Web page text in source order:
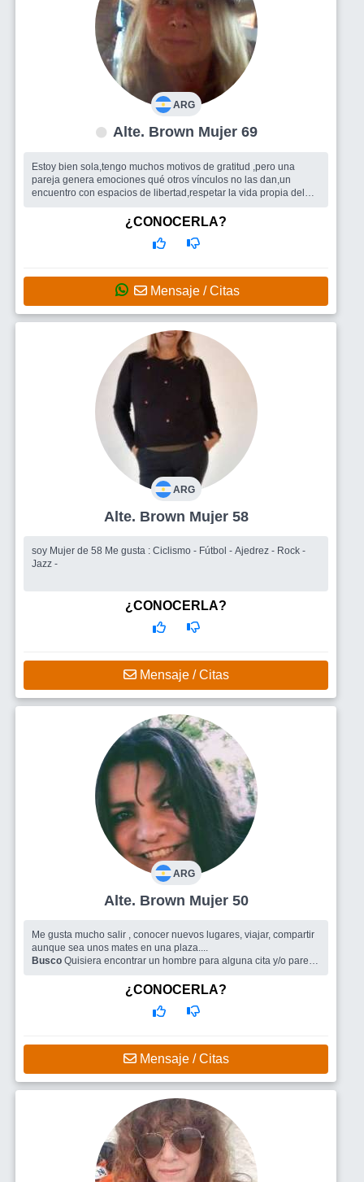
ARG
Alte. Brown Mujer 69
Estoy bien sola,tengo muchos motivos de gratitud ,pero una
pareja genera emociones qué otros vínculos no las dan,un
encuentro con espacios de libertad,respetar la vida propia del
¿CONOCERLA?
Mensaje / Citas
ARG
Alte. Brown Mujer 58
soy Mujer de 58 Me gusta : Ciclismo - Fútbol - Ajedrez - Rock -
Jazz -
¿CONOCERLA?
Mensaje / Citas
ARG
Alte. Brown Mujer 50
Me gusta mucho salir , conocer nuevos lugares, viajar, compartir
aunque sea unos mates en una plaza....
Busco Quisiera encontrar un hombre para alguna cita y/o pareja
¿CONOCERLA?
Mensaje / Citas